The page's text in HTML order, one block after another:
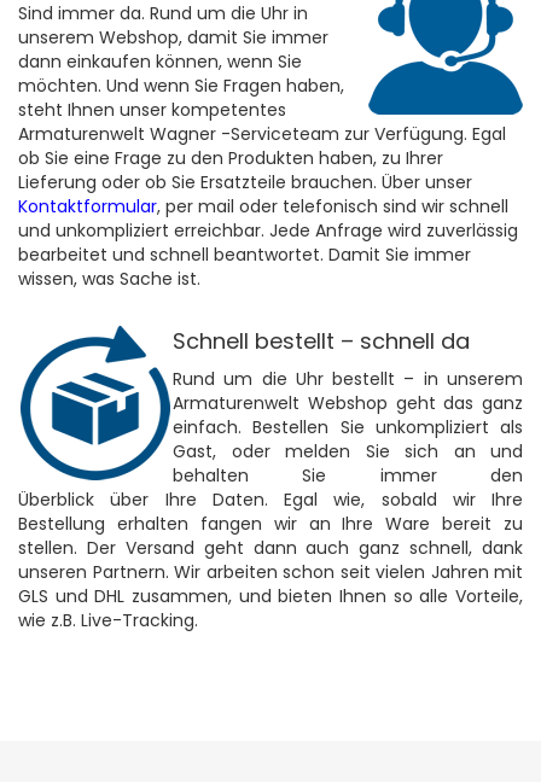
Sind immer da. Rund um die Uhr in
unserem Webshop, damit Sie immer
dann einkaufen können, wenn Sie
möchten. Und wenn Sie Fragen haben,
steht Ihnen unser kompetentes
Armaturenwelt Wagner -Serviceteam zur Verfügung. Egal
ob Sie eine Frage zu den Produkten haben, zu Ihrer
Lieferung oder ob Sie Ersatzteile brauchen. Über unser
Kontaktformular, per mail oder telefonisch sind wir schnell
und unkompliziert erreichbar. Jede Anfrage wird zuverlässig
bearbeitet und schnell beantwortet. Damit Sie immer
wissen, was Sache ist.
Schnell bestellt – schnell da
Rund um die Uhr bestellt – in unserem
Armaturenwelt Webshop geht das ganz
einfach. Bestellen Sie unkompliziert als
Gast, oder melden Sie sich an und
behalten Sie immer den
Überblick über Ihre Daten. Egal wie, sobald wir Ihre
Bestellung erhalten fangen wir an Ihre Ware bereit zu
stellen. Der Versand geht dann auch ganz schnell, dank
unseren Partnern. Wir arbeiten schon seit vielen Jahren mit
GLS und DHL zusammen, und bieten Ihnen so alle Vorteile,
wie z.B. Live-Tracking.